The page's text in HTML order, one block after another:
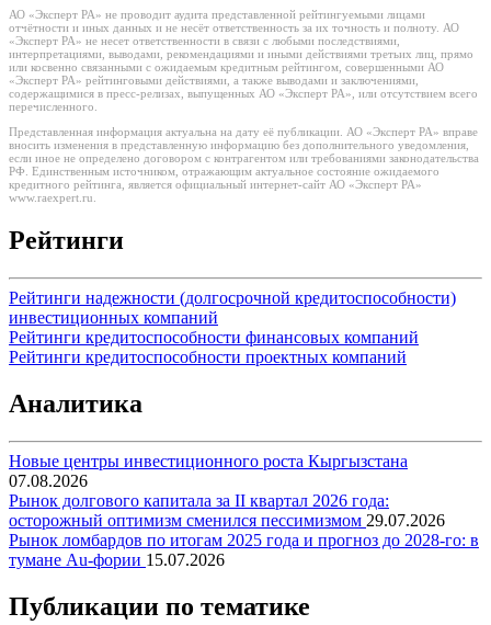
АО «Эксперт РА» не проводит аудита представленной рейтингуемыми лицами
отчётности и иных данных и не несёт ответственность за их точность и полноту. АО
«Эксперт РА» не несет ответственности в связи с любыми последствиями,
интерпретациями, выводами, рекомендациями и иными действиями третьих лиц, прямо
или косвенно связанными с ожидаемым кредитным рейтингом, совершенными АО
«Эксперт РА» рейтинговыми действиями, а также выводами и заключениями,
содержащимися в пресс-релизах, выпущенных АО «Эксперт РА», или отсутствием всего
перечисленного.
Представленная информация актуальна на дату её публикации. АО «Эксперт РА» вправе
вносить изменения в представленную информацию без дополнительного уведомления,
если иное не определено договором с контрагентом или требованиями законодательства
РФ. Единственным источником, отражающим актуальное состояние ожидаемого
кредитного рейтинга, является официальный интернет-сайт АО «Эксперт РА»
www.raexpert.ru.
Рейтинги
Рейтинги надежности (долгосрочной кредитоспособности)
инвестиционных компаний
Рейтинги кредитоспособности финансовых компаний
Рейтинги кредитоспособности проектных компаний
Аналитика
Новые центры инвестиционного роста Кыргызстана
07.08.2026
Рынок долгового капитала за II квартал 2026 года:
осторожный оптимизм сменился пессимизмом 29.07.2026
Рынок ломбардов по итогам 2025 года и прогноз до 2028-го: в
тумане Au-фории 15.07.2026
Публикации по тематике